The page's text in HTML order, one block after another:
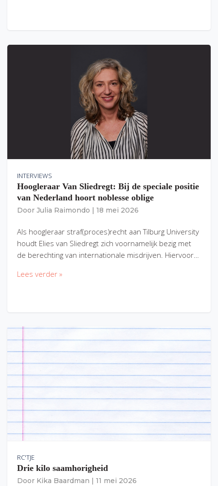
INTERVIEWS
Hoogleraar Van Sliedregt: Bij de speciale positie
van Nederland hoort noblesse oblige
Door Julia Raimondo 18 mei 2026
Als hoogleraar straf(proces)recht aan Tilburg University
houdt Elies van Sliedregt zich voornamelijk bezig met
de berechting van internationale misdrijven. Hiervoor…
Lees verder »
RC'TJE
Drie kilo saamhorigheid
Door Kika Baardman 11 mei 2026